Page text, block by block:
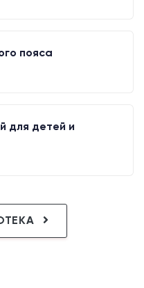
пояса
для детей и